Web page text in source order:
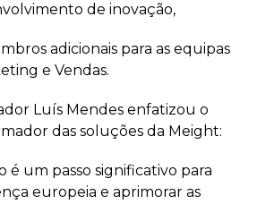
de inovação,
adicionais para as equipas
e Vendas.
Luís Mendes enfatizou o
das soluções da Meight:
é um passo significativo para
europeia e aprimorar as